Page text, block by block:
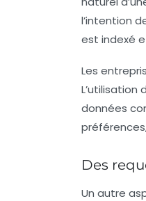
l’intention
est indexé
Les
données
Des
Un autre